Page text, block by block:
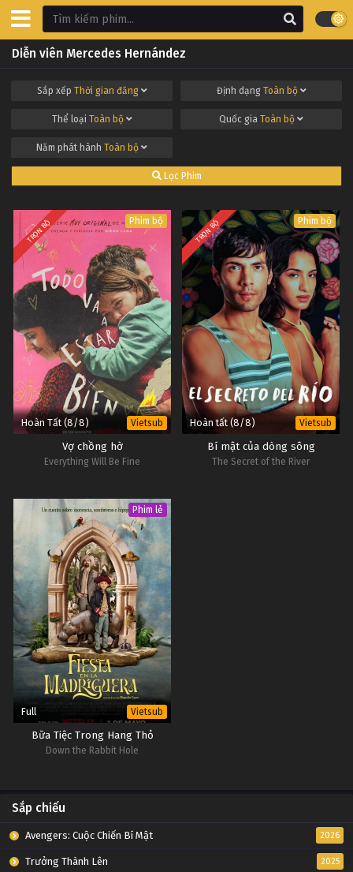
Diễn viên Mercedes Hernández
Sắp xếp Thời gian đăng Định dạng Toàn bộ
Thể loại Toàn bộ Quốc gia Toàn bộ
Năm phát hành Toàn bộ
Lọc Phim
TRỌN BỘ Phim bộ
Hoàn Tất (8/8) Vietsub
Vợ chồng hờ
Everything Will Be Fine
TRỌN BỘ Phim bộ
Hoàn tất (8/8) Vietsub
Bí mật của dòng sông
The Secret of the River
Phim lẻ
Full Vietsub
Bữa Tiệc Trong Hang Thỏ
Down the Rabbit Hole
Sắp chiếu
Avengers: Cuộc Chiến Bí Mật 2026
Trưởng Thành Lên 2025